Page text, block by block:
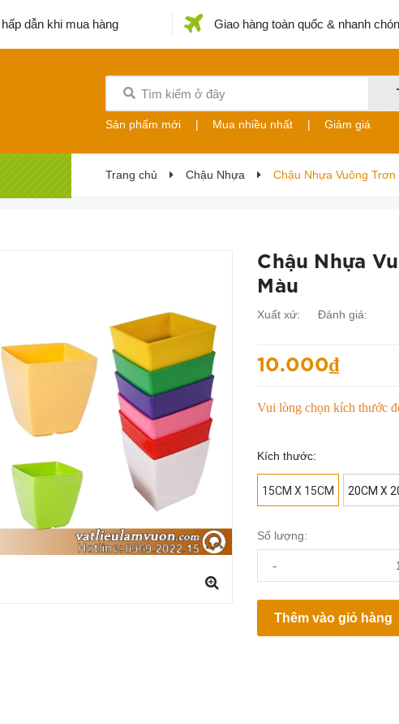
dẫn khi mua hàng Giao hàng toàn quốc & nhanh
Sản phẩm mới | Mua nhiều nhất | Giảm giá
Trang chủ Chậu Nhựa Chậu Nhựa Vuông Trơn
Chậu Nhựa
Màu
Xuất xứ: Đánh giá:
10.000₫
Vui lòng chọn kích thước
Kích thước:
15CM X 15CM 20CM X
Số lượng:
-
Thêm vào giỏ hàng